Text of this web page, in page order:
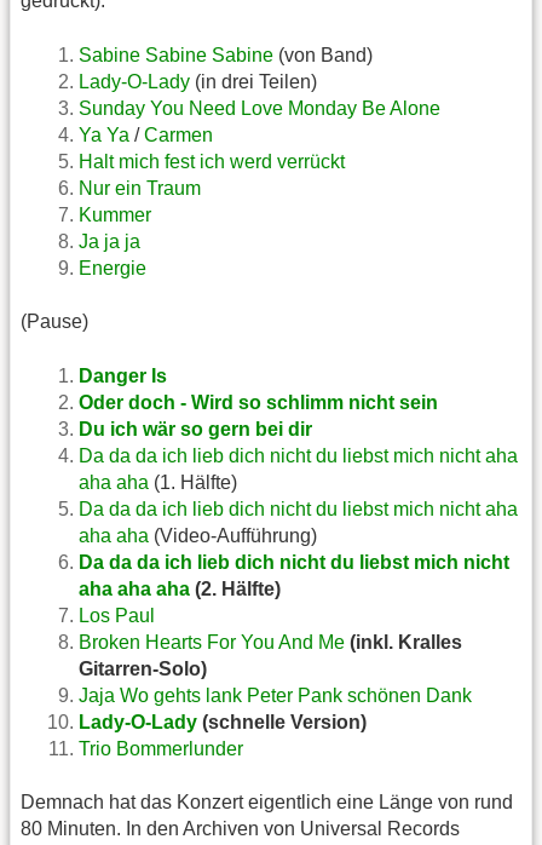
Sabine Sabine Sabine (von Band)
Lady-O-Lady (in drei Teilen)
Sunday You Need Love Monday Be Alone
Ya Ya /Carmen
Halt mich fest ich werd verrückt
Nur ein Traum
Kummer
Ja ja ja
Energie
(Pause)
Danger Is
Oder doch - Wird so schlimm nicht sein
Du ich wär so gern bei dir
Da da da ich lieb dich nicht du liebst mich nicht aha
aha aha (1. Hälfte)
Da da da ich lieb dich nicht du liebst mich nicht aha
aha aha (Video-Aufführung)
Da da da ich lieb dich nicht du liebst mich nicht
aha aha aha (2. Hälfte)
Los Paul
Broken Hearts For You And Me (inkl. Kralles
Gitarren-Solo)
Jaja Wo gehts lank Peter Pank schönen Dank
Lady-O-Lady (schnelle Version)
Trio Bommerlunder
Demnach hat das Konzert eigentlich eine Länge von rund
80 Minuten. In den Archiven von Universal Records